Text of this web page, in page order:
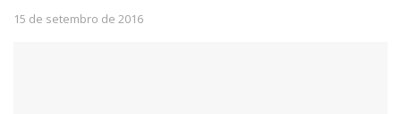
15 de setembro de 2016